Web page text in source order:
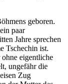
geboren.
paar
Jahre sprechen
Tschechin ist.
eigentliche
ungefähr die
Zug